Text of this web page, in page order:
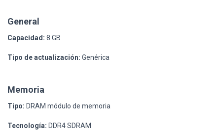
General
Capacidad: 8 GB
Tipo de actualización: Genérica
Memoria
Tipo: DRAM módulo de memoria
Tecnología: DDR4 SDRAM